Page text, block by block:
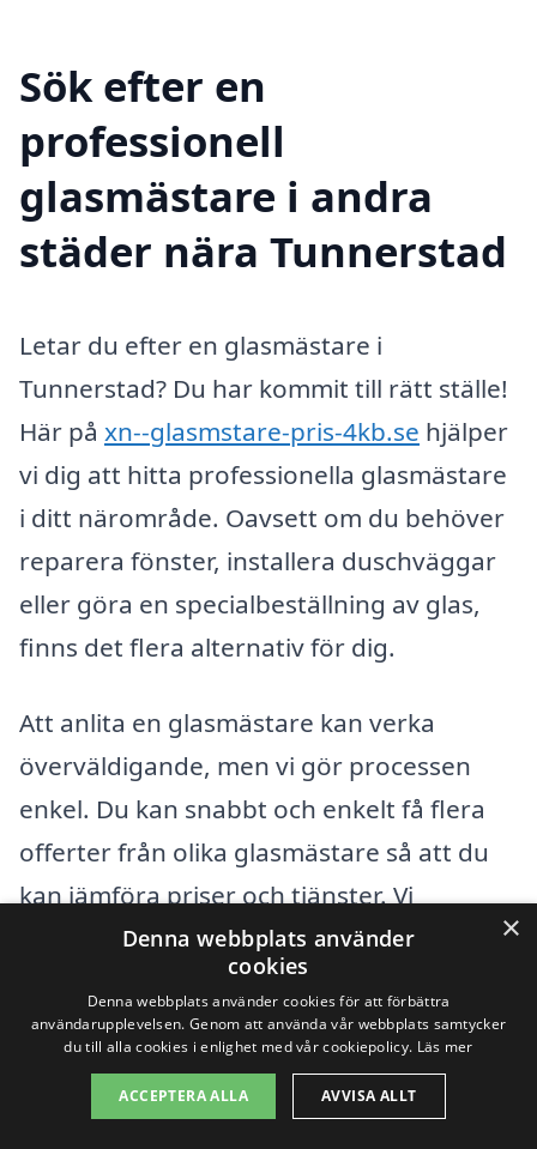
Sök efter en
professionell
glasmästare i andra
städer nära Tunnerstad
Letar du efter en glasmästare i
Tunnerstad? Du har kommit till rätt ställe!
Här på xn--glasmstare-pris-4kb.se hjälper
vi dig att hitta professionella glasmästare
i ditt närområde. Oavsett om du behöver
reparera fönster, installera duschväggar
eller göra en specialbeställning av glas,
finns det flera alternativ för dig.
Att anlita en glasmästare kan verka
överväldigande, men vi gör processen
enkel. Du kan snabbt och enkelt få flera
offerter från olika glasmästare så att du
kan jämföra priser och tjänster. Vi
rekommenderar att du också överväger
glasmästare i kringliggande städer, som
kan erbjuda flexibla lösningar och
konkurrenskraftiga priser. Här är några
exempel på städer nära Tunnerstad där
×
Denna webbplats använder
cookies
Denna webbplats använder cookies för att förbättra
användarupplevelsen. Genom att använda vår webbplats samtycker
du till alla cookies i enlighet med vår cookiepolicy. Läs mer
ACCEPTERA ALLA AVVISA ALLT